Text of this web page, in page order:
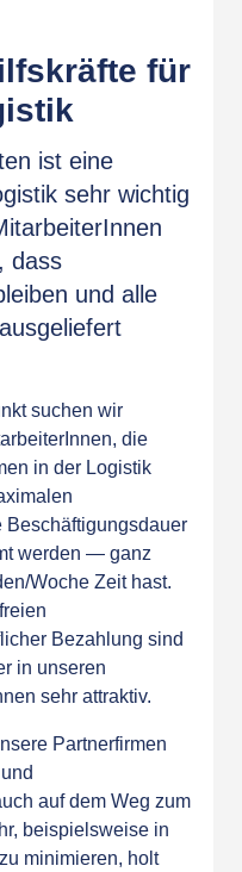
für
ist eine
sehr wichtig
dass
und alle
suchen wir
die
in der Logistik
Beschäftigungsdauer
werden — ganz
Woche Zeit hast.
Bezahlung sind
in unseren
sehr attraktiv.
Partnerfirmen
auf dem Weg zum
beispielsweise in
minimieren, holt